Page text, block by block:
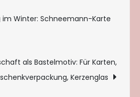
im Winter: Schneemann-Karte
als Bastelmotiv: Für Karten,
Kerzenglas